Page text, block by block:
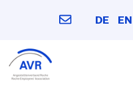
DE EN